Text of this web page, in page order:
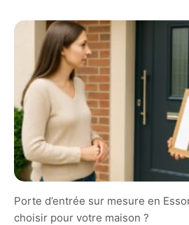
Porte d’entrée sur mesure en
choisir pour votre maison ?